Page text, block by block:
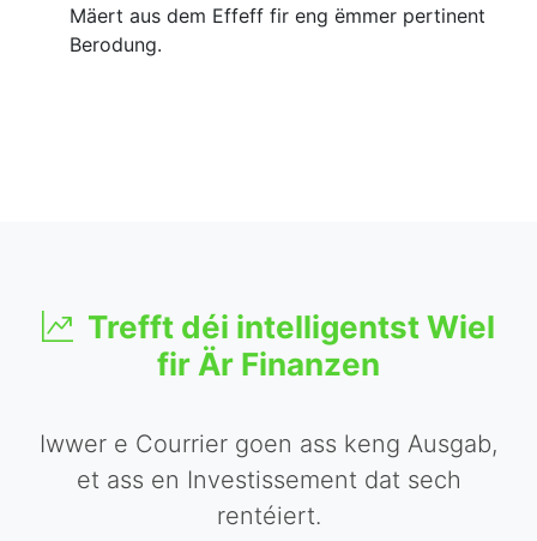
Mäert aus dem Effeff fir eng ëmmer pertinent
Berodung.
Trefft déi intelligentst Wiel
fir Är Finanzen
Iwwer e Courrier goen ass keng Ausgab,
et ass en Investissement dat sech
rentéiert.